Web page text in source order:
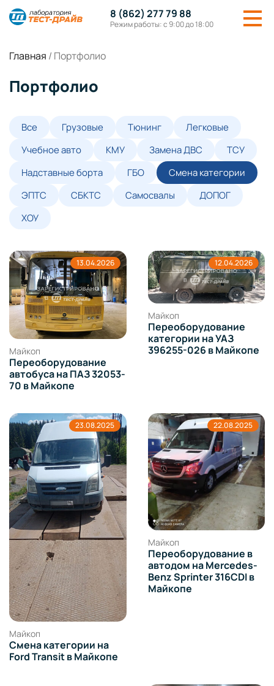
8 (862) 277 79 88
Режим работы: с 9:00 до 18:00
Главная / Портфолио
Портфолио
Все Грузовые Тюнинг
Легковые
Учебное авто
КМУ Замена ДВС
ТСУ
Надставные борта
ГБО
Смена категории
ЭПТС
СБКТС Самосвалы
ДОПОГ
ХОУ
13.04.2026
Майкоп
Переоборудование
автобуса на ПАЗ 32053-
70 в Майкопе
12.04.2026
Майкоп
Переоборудование
категории на УАЗ
396255-026 в Майкопе
23.08.2025
Майкоп
Смена категории на
Ford Transit в Майкопе
22.08.2025
Майкоп
Переоборудование в
автодом на Mercedes-
Benz Sprinter 316CDI в
Майкопе